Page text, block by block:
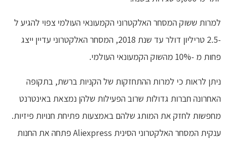
למרות ששוק המסחר האלקטרוני הקמעונאי העולמי צפוי להגיע ל
-2.5 טריליון דולר עד שנת 2018, המסחר האלקטרוני עדיין ייצג
פחות מ -10% מהשוק הקמעונאי העולמי.
ניתן לראות כי למרות ההתחזקות של הקניות ברשת, בתקופה
האחרונה חברות גדולות שרוב הפעילות שלהן נמצאת באינטרנט
מחפשות לחזק את המותג שלהם באמצעות פתיחת חנויות פיזיות.
ענקית המסחר האלקטרוני הסינית Aliexpress פתחה את החנות